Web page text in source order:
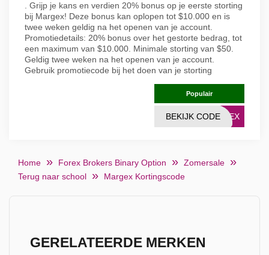
. Grijp je kans en verdien 20% bonus op je eerste storting
bij Margex! Deze bonus kan oplopen tot $10.000 en is
twee weken geldig na het openen van je account.
Promotiedetails: 20% bonus over het gestorte bedrag, tot
een maximum van $10.000. Minimale storting van $50.
Geldig twee weken na het openen van je account.
Gebruik promotiecode bij het doen van je storting
Populair
RGEX
BEKIJK CODE
Home Forex Brokers Binary Option
Zomersale
Terug naar school
Margex Kortingscode
GERELATEERDE MERKEN